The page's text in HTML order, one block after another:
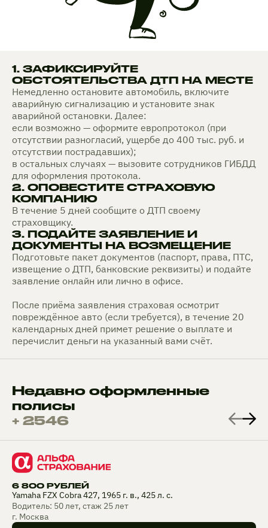
1. ЗАФИКСИРУЙТЕ
ОБСТОЯТЕЛЬСТВА ДТП НА МЕСТЕ
Немедленно остановите автомобиль, включите
аварийную сигнализацию и установите знак
аварийной остановки. Далее:
если возможно — оформите европротокол (при
отсутствии разногласий, ущербе до 400 тыс. руб. и
отсутствии пострадавших);
в остальных случаях — вызовите сотрудников ГИБДД
для оформления протокола.
2. ОПОВЕСТИТЕ СТРАХОВУЮ
КОМПАНИЮ
В течение 5 дней сообщите о ДТП своему
страховщику.
3. ПОДАЙТЕ ЗАЯВЛЕНИЕ И
ДОКУМЕНТЫ НА ВОЗМЕЩЕНИЕ
Подготовьте пакет документов (паспорт, права, ПТС,
извещение о ДТП, банковские реквизиты) и подайте
заявление онлайн или лично в офисе.
После приёма заявления страховая осмотрит
повреждённое авто (если требуется), в течение 20
календарных дней примет решение о выплате и
перечислит деньги на указанный вами счёт.
Недавно оформленные
полисы
+ 2546
6 800 РУБЛЕЙ
Yamaha FZX Cobra 427, 1965 г. в., 425 л. с.
Водитель: 50 лет, стаж 25 лет
г. Москва